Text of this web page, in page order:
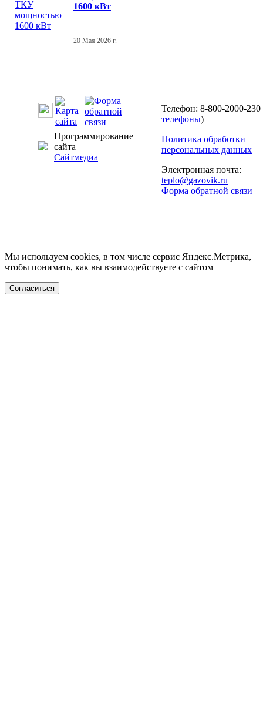
1600 кВт
20 Мая 2026 г.
Программирование
сайта —
Сайтмедиа
Телефон: 8-800-2000-230
телефоны)
Политика обработки
персональных данных
Электронная почта:
teplo@gazovik.ru
Форма обратной связи
Мы используем cookies, в том числе сервис Яндекс.Метрика,
чтобы понимать, как вы взаимодействуете с сайтом
Согласиться